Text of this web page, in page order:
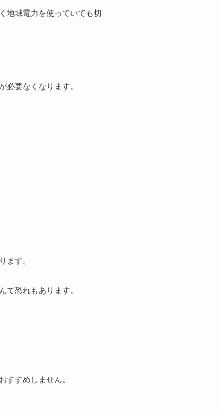
地域電力を使っていても切
必要なくなります。
ます。
恐れもあります。
すすめしません。